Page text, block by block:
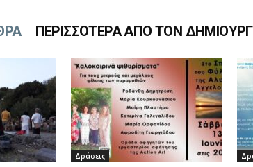
ΠΕΡΙΣΣΟΤΕΡΑ ΑΠΟ ΤΟΝ
Δράσεις